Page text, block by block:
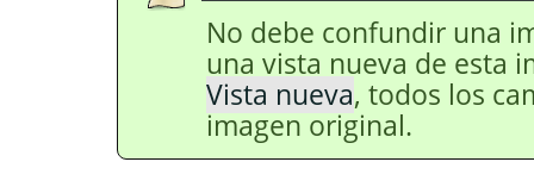
No debe confundir una
una vista nueva de esta
Vista nueva, todos los
imagen original.